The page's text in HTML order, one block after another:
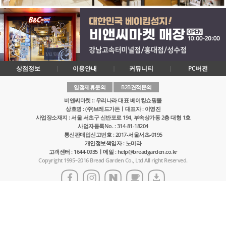
상점정보 이용안내 커뮤니티 PC버전
입점제휴문의
B2B견적문의
비앤씨마켓 :: 우리나라 대표 베이킹쇼핑몰
상호명 : (주)브레드가든ㅣ대표자 : 이영진
사업장소재지 : 서울 서초구 신반포로 194, 부속상가동 2층 대형 1호
사업자등록No. : 314-81-18204
통신판매업신고번호 : 2017-서울서초-0195
개인정보책임자 : 노미라
고객센터 : 1644-0935ㅣ메일 : help@breadgarden.co.kr
Copyright 1995~2016 Bread Garden Co., Ltd All right Reserved.